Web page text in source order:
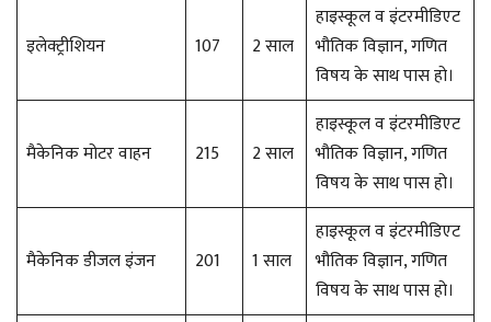
इलेक्ट्रीशियन 107 2 साल
हाइस्कूल व इंटरमीडिएट
भौतिक विज्ञान, गणित
विषय के साथ पास हो।
मैकेनिक मोटर वाहन 215 2 साल
हाइस्कूल व इंटरमीडिएट
भौतिक विज्ञान, गणित
विषय के साथ पास हो।
मैकेनिक डीजल इंजन 201 1 साल
हाइस्कूल व इंटरमीडिएट
भौतिक विज्ञान, गणित
विषय के साथ पास हो।